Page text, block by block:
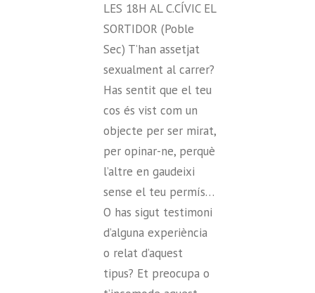
LES 18H AL C.CÍVIC EL
SORTIDOR (Poble
Sec) T’han assetjat
sexualment al carrer?
Has sentit que el teu
cos és vist com un
objecte per ser mirat,
per opinar-ne, perquè
l’altre en gaudeixi
sense el teu permís…
O has sigut testimoni
d’alguna experiència
o relat d’aquest
tipus? Et preocupa o